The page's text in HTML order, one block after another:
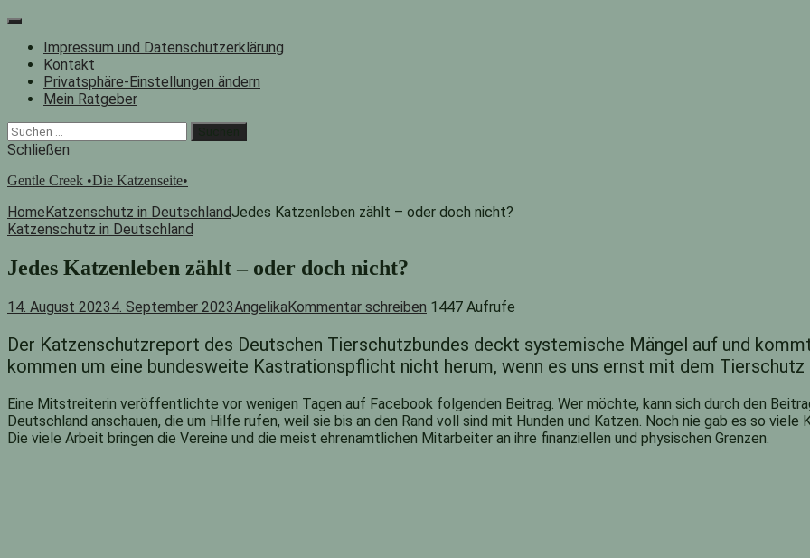
Zum
springenImpressum und Datenschutzerklärung
Kontakt
Privatsphäre-Einstellungen ändern
Mein Ratgeber
Facebook
Instagram
"Suche"-
Button
Suchen
nach:
Schließen
Gentle Creek •Die Katzenseite•
HomeKatzenschutz in DeutschlandJedes Katzenleben zählt – oder doch nicht?
Katzenschutz in Deutschland
Jedes Katzenleben zählt – oder doch nicht?
14. August 20234. September 2023AngelikaKommentar schreiben 1447 Aufrufe
Der Katzenschutzreport des Deutschen Tierschutzbundes deckt systemische Mängel auf und
kommen um eine bundesweite Kastrationspflicht nicht herum, wenn es uns ernst mit dem
Eine Mitstreiterin veröffentlichte vor wenigen Tagen auf Facebook folgenden Beitrag. Wer möchte, kann sich durch den
Deutschland anschauen, die um Hilfe rufen, weil sie bis an den Rand voll sind mit Hunden und Katzen. Noch nie gab es so
Die viele Arbeit bringen die Vereine und die meist ehrenamtlichen Mitarbeiter an ihre finanziellen und physischen Grenzen.